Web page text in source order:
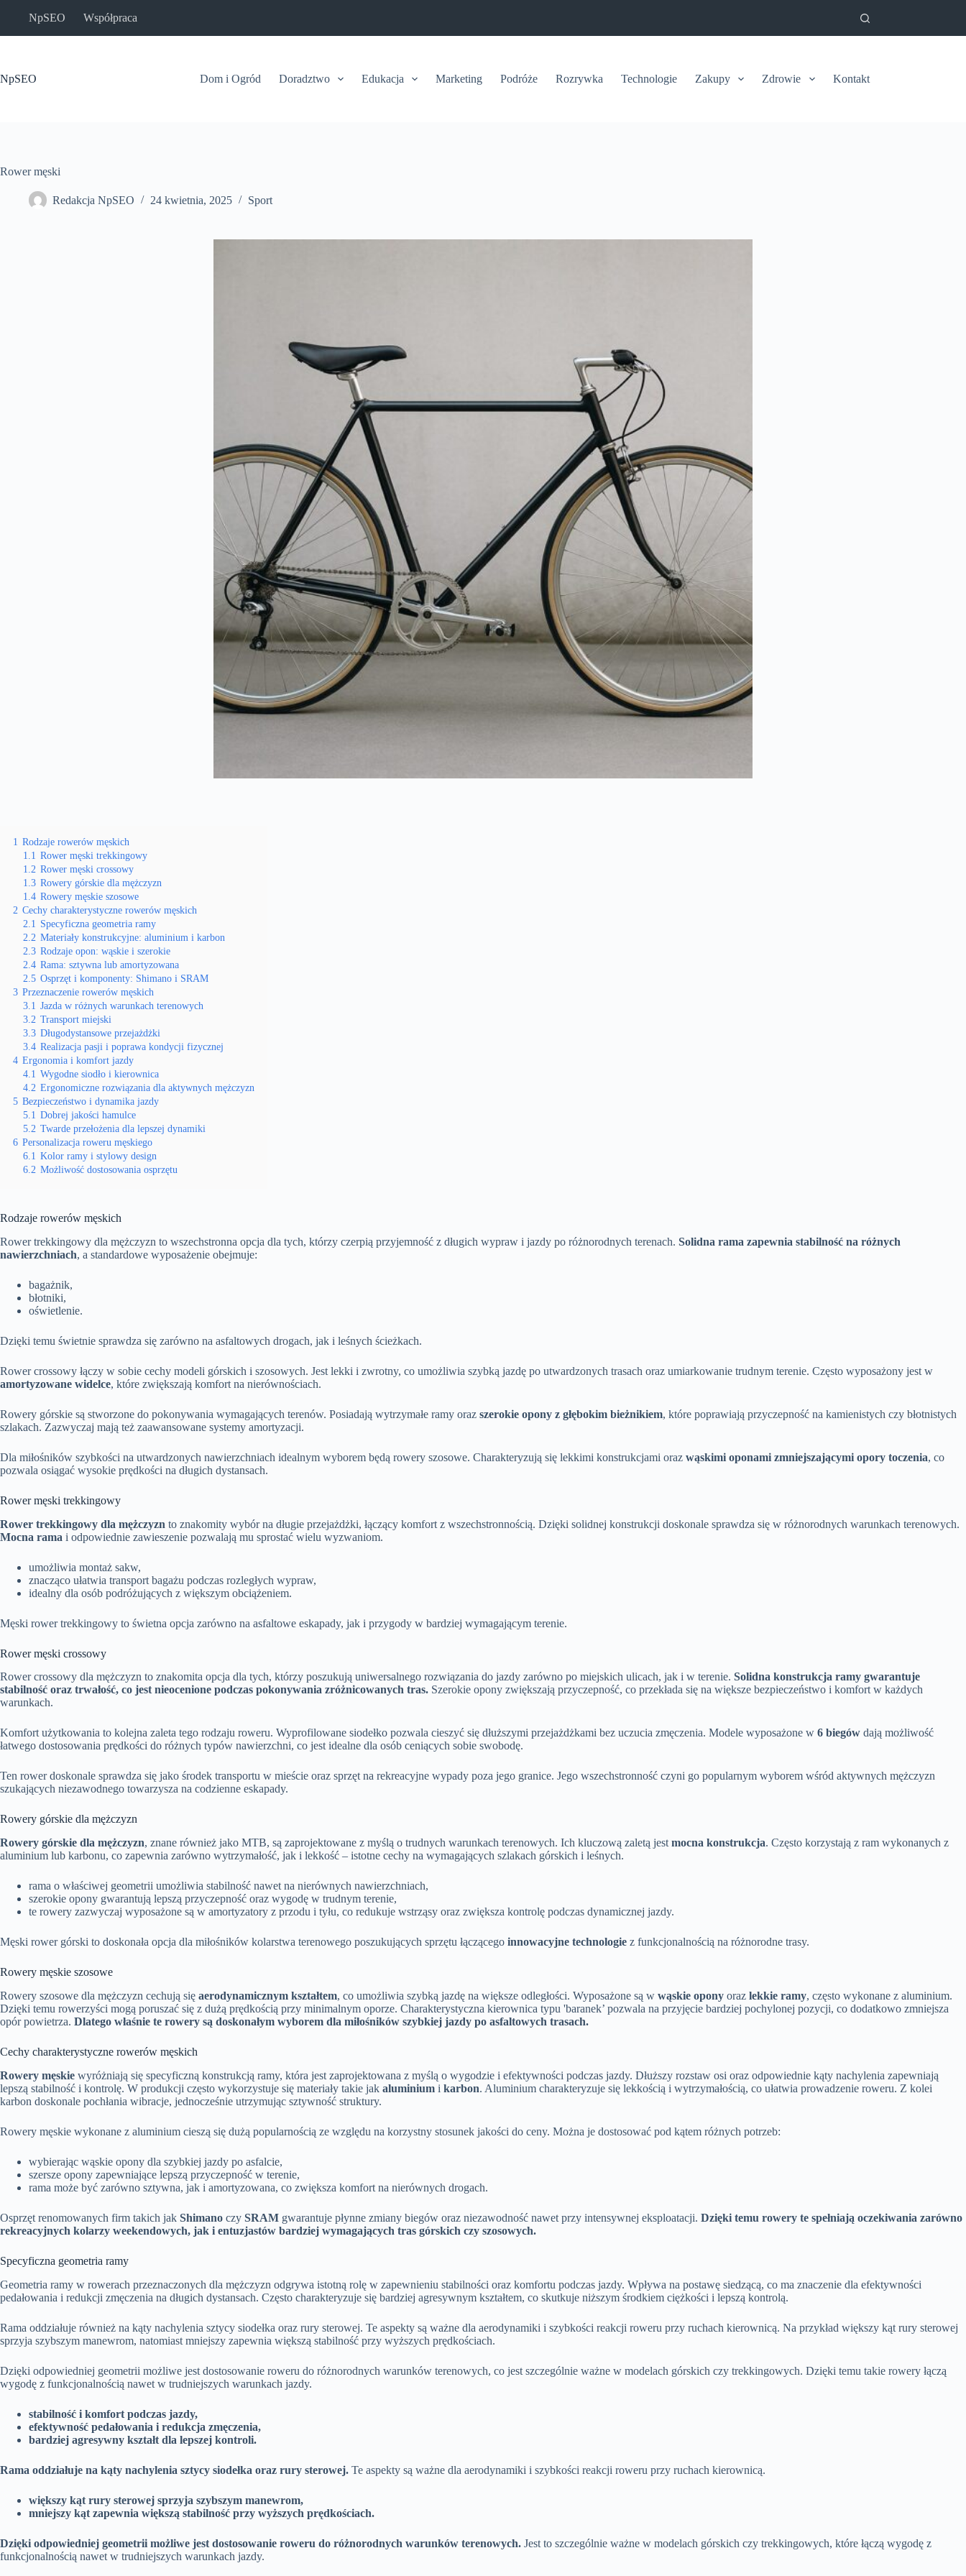
NpSEO Współpraca
NpSEO Dom i Ogród Doradztwo Edukacja Marketing Podróże Rozrywka Technologie Zakupy Zdrowie Kontakt
Rower męski
Redakcja NpSEO 24 kwietnia, 2025 Sport
1 Rodzaje rowerów męskich
1.1 Rower męski trekkingowy
1.2 Rower męski crossowy
1.3 Rowery górskie dla mężczyzn
1.4 Rowery męskie szosowe
2 Cechy charakterystyczne rowerów męskich
2.1 Specyficzna geometria ramy
2.2 Materiały konstrukcyjne: aluminium i karbon
2.3 Rodzaje opon: wąskie i szerokie
2.4 Rama: sztywna lub amortyzowana
2.5 Osprzęt i komponenty: Shimano i SRAM
3 Przeznaczenie rowerów męskich
3.1 Jazda w różnych warunkach terenowych
3.2 Transport miejski
3.3 Długodystansowe przejażdżki
3.4 Realizacja pasji i poprawa kondycji fizycznej
4 Ergonomia i komfort jazdy
4.1 Wygodne siodło i kierownica
4.2 Ergonomiczne rozwiązania dla aktywnych mężczyzn
5 Bezpieczeństwo i dynamika jazdy
5.1 Dobrej jakości hamulce
5.2 Twarde przełożenia dla lepszej dynamiki
6 Personalizacja roweru męskiego
6.1 Kolor ramy i stylowy design
6.2 Możliwość dostosowania osprzętu
Rodzaje rowerów męskich
Rower trekkingowy dla mężczyzn to wszechstronna opcja dla tych, którzy czerpią przyjemność z długich wypraw i jazdy po różnorodnych terenach. Solidna rama zapewnia stabilność na różnych
nawierzchniach, a standardowe wyposażenie obejmuje:
bagażnik,
błotniki,
oświetlenie.
Dzięki temu świetnie sprawdza się zarówno na asfaltowych drogach, jak i leśnych ścieżkach.
Rower crossowy łączy w sobie cechy modeli górskich i szosowych. Jest lekki i zwrotny, co umożliwia szybką jazdę po utwardzonych trasach oraz umiarkowanie trudnym terenie. Często wyposażony jest w
amortyzowane widelce, które zwiększają komfort na nierównościach.
Rowery górskie są stworzone do pokonywania wymagających terenów. Posiadają wytrzymałe ramy oraz szerokie opony z głębokim bieżnikiem, które poprawiają przyczepność na kamienistych czy błotnistych
szlakach. Zazwyczaj mają też zaawansowane systemy amortyzacji.
Dla miłośników szybkości na utwardzonych nawierzchniach idealnym wyborem będą rowery szosowe. Charakteryzują się lekkimi konstrukcjami oraz wąskimi oponami zmniejszającymi opory toczenia, co
pozwala osiągać wysokie prędkości na długich dystansach.
Rower męski trekkingowy
Rower trekkingowy dla mężczyzn to znakomity wybór na długie przejażdżki, łączący komfort z wszechstronnością. Dzięki solidnej konstrukcji doskonale sprawdza się w różnorodnych warunkach terenowych.
Mocna rama i odpowiednie zawieszenie pozwalają mu sprostać wielu wyzwaniom.
umożliwia montaż sakw,
znacząco ułatwia transport bagażu podczas rozległych wypraw,
idealny dla osób podróżujących z większym obciążeniem.
Męski rower trekkingowy to świetna opcja zarówno na asfaltowe eskapady, jak i przygody w bardziej wymagającym terenie.
Rower męski crossowy
Rower crossowy dla mężczyzn to znakomita opcja dla tych, którzy poszukują uniwersalnego rozwiązania do jazdy zarówno po miejskich ulicach, jak i w terenie. Solidna konstrukcja ramy gwarantuje
stabilność oraz trwałość, co jest nieocenione podczas pokonywania zróżnicowanych tras. Szerokie opony zwiększają przyczepność, co przekłada się na większe bezpieczeństwo i komfort w każdych
warunkach.
Komfort użytkowania to kolejna zaleta tego rodzaju roweru. Wyprofilowane siodełko pozwala cieszyć się dłuższymi przejażdżkami bez uczucia zmęczenia. Modele wyposażone w 6 biegów dają możliwość
łatwego dostosowania prędkości do różnych typów nawierzchni, co jest idealne dla osób ceniących sobie swobodę.
Ten rower doskonale sprawdza się jako środek transportu w mieście oraz sprzęt na rekreacyjne wypady poza jego granice. Jego wszechstronność czyni go popularnym wyborem wśród aktywnych mężczyzn
szukających niezawodnego towarzysza na codzienne eskapady.
Rowery górskie dla mężczyzn
Rowery górskie dla mężczyzn, znane również jako MTB, są zaprojektowane z myślą o trudnych warunkach terenowych. Ich kluczową zaletą jest mocna konstrukcja. Często korzystają z ram wykonanych z
aluminium lub karbonu, co zapewnia zarówno wytrzymałość, jak i lekkość – istotne cechy na wymagających szlakach górskich i leśnych.
rama o właściwej geometrii umożliwia stabilność nawet na nierównych nawierzchniach,
szerokie opony gwarantują lepszą przyczepność oraz wygodę w trudnym terenie,
te rowery zazwyczaj wyposażone są w amortyzatory z przodu i tyłu, co redukuje wstrząsy oraz zwiększa kontrolę podczas dynamicznej jazdy.
Męski rower górski to doskonała opcja dla miłośników kolarstwa terenowego poszukujących sprzętu łączącego innowacyjne technologie z funkcjonalnością na różnorodne trasy.
Rowery męskie szosowe
Rowery szosowe dla mężczyzn cechują się aerodynamicznym kształtem, co umożliwia szybką jazdę na większe odległości. Wyposażone są w wąskie opony oraz lekkie ramy, często wykonane z aluminium.
Dzięki temu rowerzyści mogą poruszać się z dużą prędkością przy minimalnym oporze. Charakterystyczna kierownica typu 'baranek’ pozwala na przyjęcie bardziej pochylonej pozycji, co dodatkowo zmniejsza
opór powietrza. Dlatego właśnie te rowery są doskonałym wyborem dla miłośników szybkiej jazdy po asfaltowych trasach.
Cechy charakterystyczne rowerów męskich
Rowery męskie wyróżniają się specyficzną konstrukcją ramy, która jest zaprojektowana z myślą o wygodzie i efektywności podczas jazdy. Dłuższy rozstaw osi oraz odpowiednie kąty nachylenia zapewniają
lepszą stabilność i kontrolę. W produkcji często wykorzystuje się materiały takie jak aluminium i karbon. Aluminium charakteryzuje się lekkością i wytrzymałością, co ułatwia prowadzenie roweru. Z kolei
karbon doskonale pochłania wibracje, jednocześnie utrzymując sztywność struktury.
Rowery męskie wykonane z aluminium cieszą się dużą popularnością ze względu na korzystny stosunek jakości do ceny. Można je dostosować pod kątem różnych potrzeb:
wybierając wąskie opony dla szybkiej jazdy po asfalcie,
szersze opony zapewniające lepszą przyczepność w terenie,
rama może być zarówno sztywna, jak i amortyzowana, co zwiększa komfort na nierównych drogach.
Osprzęt renomowanych firm takich jak Shimano czy SRAM gwarantuje płynne zmiany biegów oraz niezawodność nawet przy intensywnej eksploatacji. Dzięki temu rowery te spełniają oczekiwania zarówno
rekreacyjnych kolarzy weekendowych, jak i entuzjastów bardziej wymagających tras górskich czy szosowych.
Specyficzna geometria ramy
Geometria ramy w rowerach przeznaczonych dla mężczyzn odgrywa istotną rolę w zapewnieniu stabilności oraz komfortu podczas jazdy. Wpływa na postawę siedzącą, co ma znaczenie dla efektywności
pedałowania i redukcji zmęczenia na długich dystansach. Często charakteryzuje się bardziej agresywnym kształtem, co skutkuje niższym środkiem ciężkości i lepszą kontrolą.
Rama oddziałuje również na kąty nachylenia sztycy siodełka oraz rury sterowej. Te aspekty są ważne dla aerodynamiki i szybkości reakcji roweru przy ruchach kierownicą. Na przykład większy kąt rury sterowej
sprzyja szybszym manewrom, natomiast mniejszy zapewnia większą stabilność przy wyższych prędkościach.
Dzięki odpowiedniej geometrii możliwe jest dostosowanie roweru do różnorodnych warunków terenowych, co jest szczególnie ważne w modelach górskich czy trekkingowych. Dzięki temu takie rowery łączą
wygodę z funkcjonalnością nawet w trudniejszych warunkach jazdy.
stabilność i komfort podczas jazdy,
efektywność pedałowania i redukcja zmęczenia,
bardziej agresywny kształt dla lepszej kontroli.
Rama oddziałuje na kąty nachylenia sztycy siodełka oraz rury sterowej. Te aspekty są ważne dla aerodynamiki i szybkości reakcji roweru przy ruchach kierownicą.
większy kąt rury sterowej sprzyja szybszym manewrom,
mniejszy kąt zapewnia większą stabilność przy wyższych prędkościach.
Dzięki odpowiedniej geometrii możliwe jest dostosowanie roweru do różnorodnych warunków terenowych. Jest to szczególnie ważne w modelach górskich czy trekkingowych, które łączą wygodę z
funkcjonalnością nawet w trudniejszych warunkach jazdy.